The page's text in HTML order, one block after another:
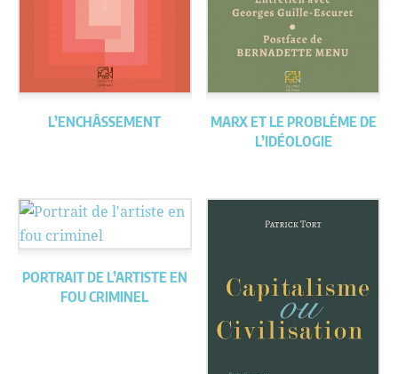
L’ENCHÂSSEMENT
MARX ET LE PROBLÈME DE
L’IDÉOLOGIE
PORTRAIT DE L’ARTISTE EN
FOU CRIMINEL